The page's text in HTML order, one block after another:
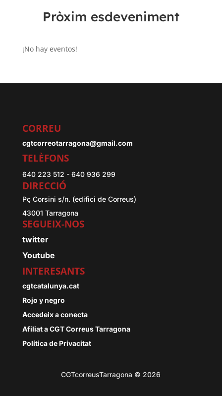
Pròxim esdeveniment
¡No hay eventos!
CORREU
cgtcorreotarragona@gmail.com
TELÈFONS
640 223 512 - 640 936 299
DIRECCIÓ
Pç Corsini s/n. (edifici de Correus)
43001 Tarragona
SEGUEIX-NOS
twitter
Youtube
INTERESANTS
cgtcatalunya.cat
Rojo y negro
Accedeix a conecta
Afiliat a CGT Correus Tarragona
Política de Privacitat
CGTcorreusTarragona © 2026